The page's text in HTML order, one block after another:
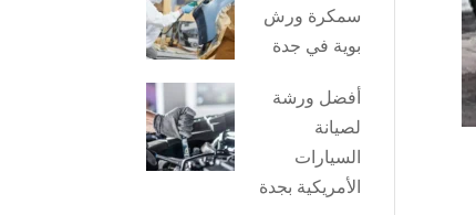
سمكرة ورش
بوية في جدة
أفضل ورشة
لصيانة
السيارات
الأمريكية بجدة